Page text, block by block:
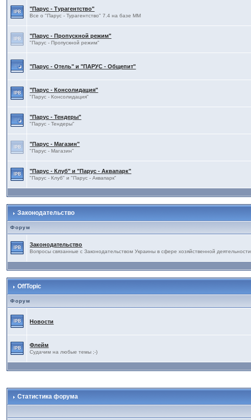
"Парус - Турагентство"
Все о "Парус - Турагентство" 7.4 на базе ММ
"Парус - Пропускной режим"
"Парус - Пропускной режим"
"Парус - Отель" и "ПАРУС - Общепит"
"Парус - Консолидация"
"Парус - Консолидация"
"Парус - Тендеры"
"Парус - Тендеры"
"Парус - Магазин"
"Парус - Магазин"
"Парус - Клуб" и "Парус - Аквапарк"
"Парус - Клуб" и "Парус - Аквапарк"
Законодательство
Форум
Законодательство
Вопросы связанные с Законодательством Украины в сфере хозяйственной деятельности.
OffTopic
Форум
Новости
Флейм
Судачим на любые темы ;-)
Статистика форума